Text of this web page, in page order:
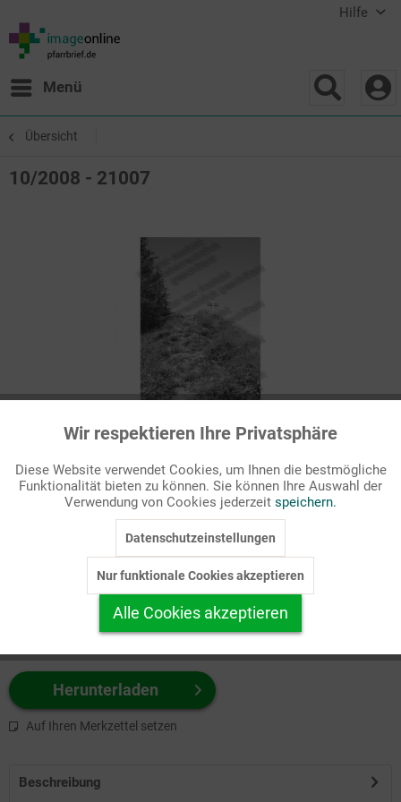
Hilfe
Menü
Übersicht
10/2008 - 21007
Passende Stichworte
Bibel, Monatsspruch
zuerst Ihr Produktformat aus.
z.B. Farbe-Grafik, Schwarz-Weiß-Grafik, mit/ohne Text ...
Herunterladen
Auf Ihren Merkzettel setzen
Beschreibung
Funktionale Aktiv
Marketing Inaktiv
Personalisierung Inaktiv
Service
Wir respektieren Ihre Privatsphäre
Diese Website verwendet Cookies, um Ihnen die bestmögliche
Funktionalität bieten zu können. Sie können Ihre Auswahl der
Verwendung von Cookies jederzeit speichern.
Datenschutzeinstellungen
Nur funktionale Cookies akzeptieren
Alle Cookies akzeptieren